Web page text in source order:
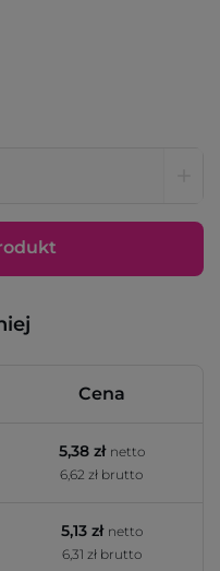
Cena
5,38 zł netto
6,62 zł brutto
5,13 zł netto
6,31 zł brutto